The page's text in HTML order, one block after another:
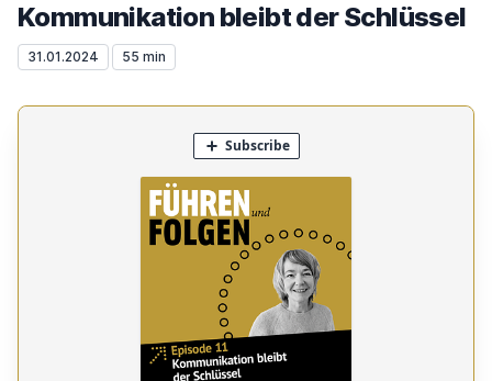
Kommunikation bleibt der Schlüssel
31.01.2024 55 min